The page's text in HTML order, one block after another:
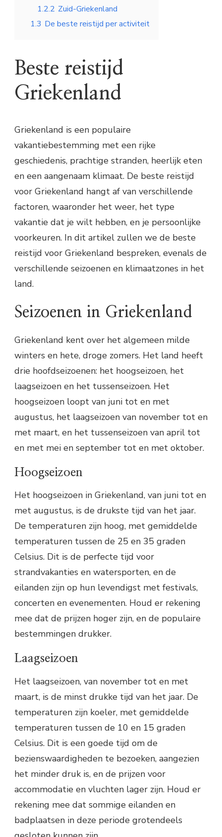
1.2.2 Zuid-Griekenland
1.3 De beste reistijd per activiteit
Beste reistijd
Griekenland
Griekenland is een populaire
vakantiebestemming met een rijke
geschiedenis, prachtige stranden, heerlijk eten
en een aangenaam klimaat. De beste reistijd
voor Griekenland hangt af van verschillende
factoren, waaronder het weer, het type
vakantie dat je wilt hebben, en je persoonlijke
voorkeuren. In dit artikel zullen we de beste
reistijd voor Griekenland bespreken, evenals de
verschillende seizoenen en klimaatzones in het
land.
Seizoenen in Griekenland
Griekenland kent over het algemeen milde
winters en hete, droge zomers. Het land heeft
drie hoofdseizoenen: het hoogseizoen, het
laagseizoen en het tussenseizoen. Het
hoogseizoen loopt van juni tot en met
augustus, het laagseizoen van november tot en
met maart, en het tussenseizoen van april tot
en met mei en september tot en met oktober.
Hoogseizoen
Het hoogseizoen in Griekenland, van juni tot en
met augustus, is de drukste tijd van het jaar.
De temperaturen zijn hoog, met gemiddelde
temperaturen tussen de 25 en 35 graden
Celsius. Dit is de perfecte tijd voor
strandvakanties en watersporten, en de
eilanden zijn op hun levendigst met festivals,
concerten en evenementen. Houd er rekening
mee dat de prijzen hoger zijn, en de populaire
bestemmingen drukker.
Laagseizoen
Het laagseizoen, van november tot en met
maart, is de minst drukke tijd van het jaar. De
temperaturen zijn koeler, met gemiddelde
temperaturen tussen de 10 en 15 graden
Celsius. Dit is een goede tijd om de
bezienswaardigheden te bezoeken, aangezien
het minder druk is, en de prijzen voor
accommodatie en vluchten lager zijn. Houd er
rekening mee dat sommige eilanden en
badplaatsen in deze periode grotendeels